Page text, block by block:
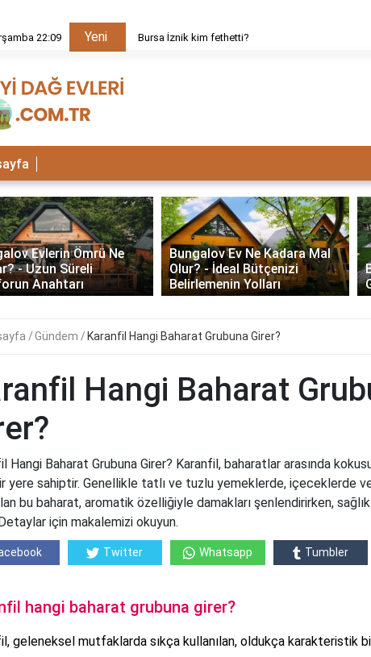
22:09 Yeni Bursa İznik kim fethetti?
Evlerin Ömrü Ne
- Uzun Süreli
Anahtarı
Bungalov Ev Ne Kadara Mal
Olur? - İdeal Bütçenizi
Belirlemenin Yolları
Gündem Karanfil Hangi Baharat Grubuna Girer?
Hangi Baharat
Hangi Baharat Grubuna Girer? Karanfil, baharatlar arasında
yere sahiptir. Genellikle tatlı ve tuzlu yemeklerde, içeceklerde ve
bu baharat, aromatik özelliğiyle damakları şenlendirirken,
için makalemizi okuyun.
Twitter Whatsapp Tumbler
hangi baharat grubuna girer?
geleneksel mutfaklarda sıkça kullanılan, oldukça karakteristik